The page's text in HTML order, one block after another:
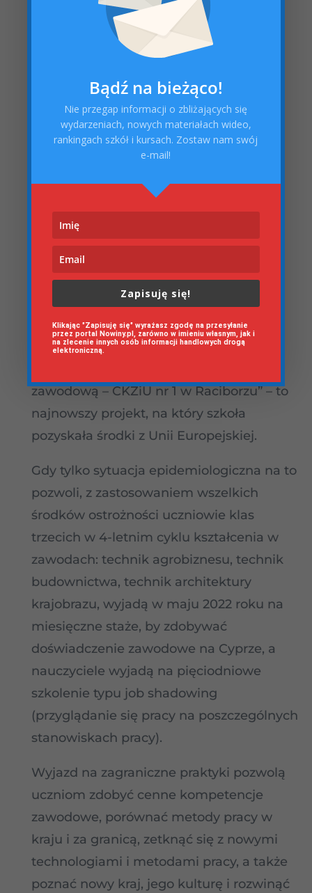
zawodową – CKZiU nr 1 w Raciborzu” – to
najnowszy projekt, na który szkoła
pozyskała środki z Unii Europejskiej.
Gdy tylko sytuacja epidemiologiczna na to
pozwoli, z zastosowaniem wszelkich
środków ostrożności uczniowie klas
trzecich w 4-letnim cyklu kształcenia w
zawodach: technik agrobiznesu, technik
budownictwa, technik architektury
krajobrazu, wyjadą w maju 2022 roku na
miesięczne staże, by zdobywać
doświadczenie zawodowe na Cyprze, a
nauczyciele wyjadą na pięciodniowe
szkolenie typu job shadowing
(przyglądanie się pracy na poszczególnych
stanowiskach pracy).
Wyjazd na zagraniczne praktyki pozwolą
uczniom zdobyć cenne kompetencje
zawodowe, porównać metody pracy w
kraju i za granicą, zetknąć się z nowymi
technologiami i metodami pracy, a także
poznać nowy kraj, jego kulturę i rozwinąć
Bądź na bieżąco!
Nie przegap informacji o zbliżających się
wydarzeniach, nowych materiałach wideo,
rankingach szkół i kursach. Zostaw nam swój
e-mail!
Zapisuję się!
Klikając "Zapisuję się" wyrażasz zgodę na przesyłanie
przez portal Nowiny.pl, zarówno w imieniu własnym, jak i
na zlecenie innych osób informacji handlowych drogą
elektroniczną.